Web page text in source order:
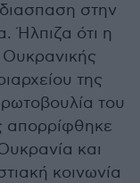
στην
Ήλπιζα ότι η
της
του
απορρίφθηκε
και
κοινωνία